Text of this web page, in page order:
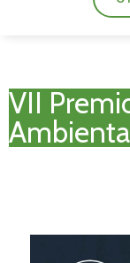
VII